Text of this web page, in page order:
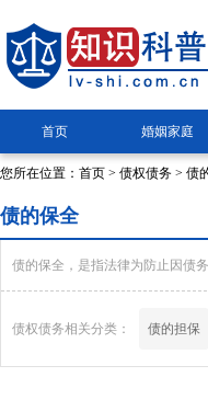
首页 婚姻家庭
您所在位置： 首页 > 债权债务 > 债
债的保全
债的保全，是指法律为防止因债
债权债务相关分类： 债的担保